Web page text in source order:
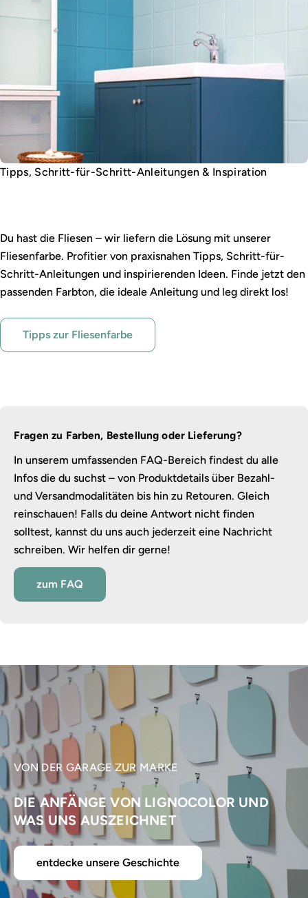
Tipps, Schritt-für-Schritt-Anleitungen & Inspiration
Du hast die Fliesen – wir liefern die Lösung mit unserer
Fliesenfarbe. Profitier von praxisnahen Tipps, Schritt-für-
Schritt-Anleitungen und inspirierenden Ideen. Finde jetzt den
passenden Farbton, die ideale Anleitung und leg direkt los!
Tipps zur Fliesenfarbe
Fragen zu Farben, Bestellung oder Lieferung?
In unserem umfassenden FAQ-Bereich findest du alle
Infos die du suchst – von Produktdetails über Bezahl-
und Versandmodalitäten bis hin zu Retouren. Gleich
reinschauen! Falls du deine Antwort nicht finden
solltest, kannst du uns auch jederzeit eine Nachricht
schreiben. Wir helfen dir gerne!
zum FAQ
VON DER GARAGE ZUR MARKE
DIE ANFÄNGE VON LIGNOCOLOR UND
WAS UNS AUSZEICHNET
entdecke unsere Geschichte